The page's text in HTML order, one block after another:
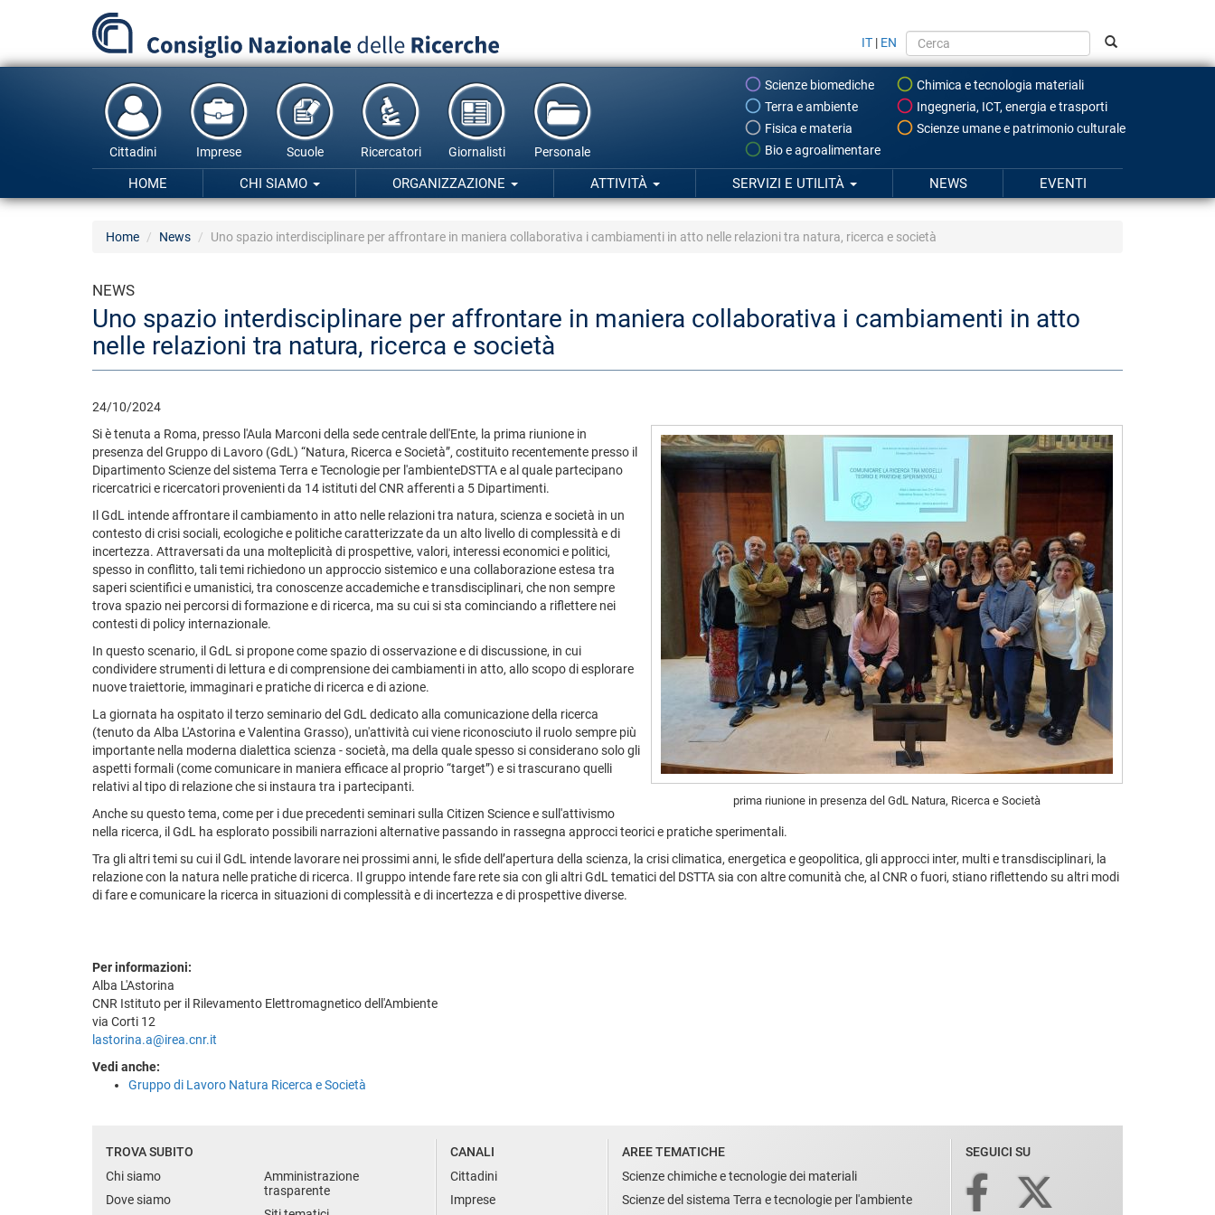
principale
IT | EN
Scienze biomediche
Chimica e tecnologia materiali
Terra e ambiente
Ingegneria, ICT, energia e trasporti
Fisica e materia
Scienze umane e patrimonio culturale
Bio e agroalimentare
Cittadini Imprese Scuole Ricercatori Giornalisti Personale
HOME CHI SIAMO ORGANIZZAZIONE ATTIVITÀ SERVIZI E UTILITÀ NEWS EVENTI
Home News Uno spazio interdisciplinare per affrontare in maniera collaborativa i cambiamenti in atto nelle relazioni tra natura, ricerca e società
NEWS
Uno spazio interdisciplinare per affrontare in maniera collaborativa i cambiamenti in atto
nelle relazioni tra natura, ricerca e società
24/10/2024
prima riunione in presenza del GdL Natura, Ricerca e Società
Si è tenuta a Roma, presso l'Aula Marconi della sede centrale dell'Ente, la prima riunione in
presenza del Gruppo di Lavoro (GdL) “Natura, Ricerca e Società”, costituito recentemente presso il
Dipartimento Scienze del sistema Terra e Tecnologie per l'ambienteDSTTA e al quale partecipano
ricercatrici e ricercatori provenienti da 14 istituti del CNR afferenti a 5 Dipartimenti.
Il GdL intende affrontare il cambiamento in atto nelle relazioni tra natura, scienza e società in un
contesto di crisi sociali, ecologiche e politiche caratterizzate da un alto livello di complessità e di
incertezza. Attraversati da una molteplicità di prospettive, valori, interessi economici e politici,
spesso in conflitto, tali temi richiedono un approccio sistemico e una collaborazione estesa tra
saperi scientifici e umanistici, tra conoscenze accademiche e transdisciplinari, che non sempre
trova spazio nei percorsi di formazione e di ricerca, ma su cui si sta cominciando a riflettere nei
contesti di policy internazionale.
In questo scenario, il GdL si propone come spazio di osservazione e di discussione, in cui
condividere strumenti di lettura e di comprensione dei cambiamenti in atto, allo scopo di esplorare
nuove traiettorie, immaginari e pratiche di ricerca e di azione.
La giornata ha ospitato il terzo seminario del GdL dedicato alla comunicazione della ricerca
(tenuto da Alba L'Astorina e Valentina Grasso), un'attività cui viene riconosciuto il ruolo sempre più
importante nella moderna dialettica scienza - società, ma della quale spesso si considerano solo gli
aspetti formali (come comunicare in maniera efficace al proprio “target”) e si trascurano quelli
relativi al tipo di relazione che si instaura tra i partecipanti.
Anche su questo tema, come per i due precedenti seminari sulla Citizen Science e sull'attivismo
nella ricerca, il GdL ha esplorato possibili narrazioni alternative passando in rassegna approcci teorici e pratiche sperimentali.
Tra gli altri temi su cui il GdL intende lavorare nei prossimi anni, le sfide dell’apertura della scienza, la crisi climatica, energetica e geopolitica, gli approcci inter, multi e transdisciplinari, la
relazione con la natura nelle pratiche di ricerca. Il gruppo intende fare rete sia con gli altri GdL tematici del DSTTA sia con altre comunità che, al CNR o fuori, stiano riflettendo su altri modi
di fare e comunicare la ricerca in situazioni di complessità e di incertezza e di prospettive diverse.
Per informazioni:
Alba L'Astorina
CNR Istituto per il Rilevamento Elettromagnetico dell'Ambiente
via Corti 12
lastorina.a@irea.cnr.it
Vedi anche:
Gruppo di Lavoro Natura Ricerca e Società
TROVA SUBITO
Chi siamo
Dove siamo
Amministrazione
trasparente
CANALI
Cittadini
Imprese
AREE TEMATICHE
Scienze chimiche e tecnologie dei materiali
Scienze del sistema Terra e tecnologie per l'ambiente
SEGUICI SU